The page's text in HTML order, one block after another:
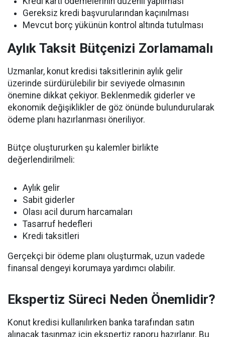
Gereksiz kredi başvurularından kaçınılması
Mevcut borç yükünün kontrol altında tutulması
Aylık Taksit Bütçenizi Zorlamamalı
Uzmanlar, konut kredisi taksitlerinin aylık gelir
üzerinde sürdürülebilir bir seviyede olmasının
önemine dikkat çekiyor. Beklenmedik giderler ve
ekonomik değişiklikler de göz önünde bulundurularak
ödeme planı hazırlanması öneriliyor.
Bütçe oluştururken şu kalemler birlikte
değerlendirilmeli:
Aylık gelir
Sabit giderler
Olası acil durum harcamaları
Tasarruf hedefleri
Kredi taksitleri
Gerçekçi bir ödeme planı oluşturmak, uzun vadede
finansal dengeyi korumaya yardımcı olabilir.
Ekspertiz Süreci Neden Önemlidir?
Konut kredisi kullanılırken banka tarafından satın
alınacak taşınmaz için ekspertiz raporu hazırlanır. Bu